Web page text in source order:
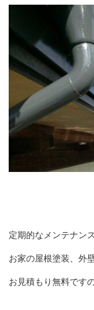
定期的なメンテナン
お家の屋根塗装、外
お見積もり無料です